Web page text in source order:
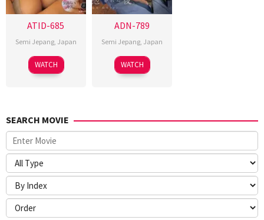
ATID-685
Semi Jepang, Japan
WATCH
ADN-789
Semi Jepang, Japan
WATCH
SEARCH MOVIE